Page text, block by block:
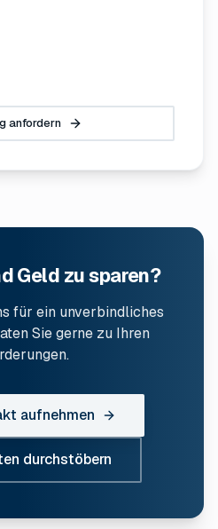
anfordern
Geld zu sparen?
für ein unverbindliches
Sie gerne zu Ihren
aufnehmen
durchstöbern